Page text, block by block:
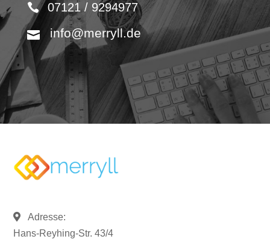
07121 / 9294977
info@merryll.de
Adresse:
Hans-Reyhing-Str. 43/4